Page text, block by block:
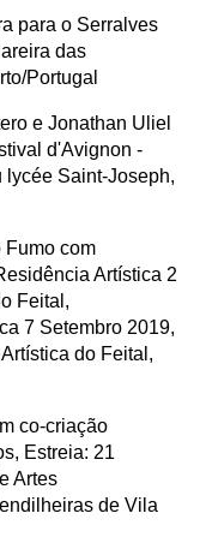
para o Serralves
das
Portugal
e Jonathan Uliel
d'Avignon -
Saint-Joseph,
Fumo com
Artística 2
Feital,
7 Setembro 2019,
do Feital,
co-criação
Estreia: 21
Artes
de Vila